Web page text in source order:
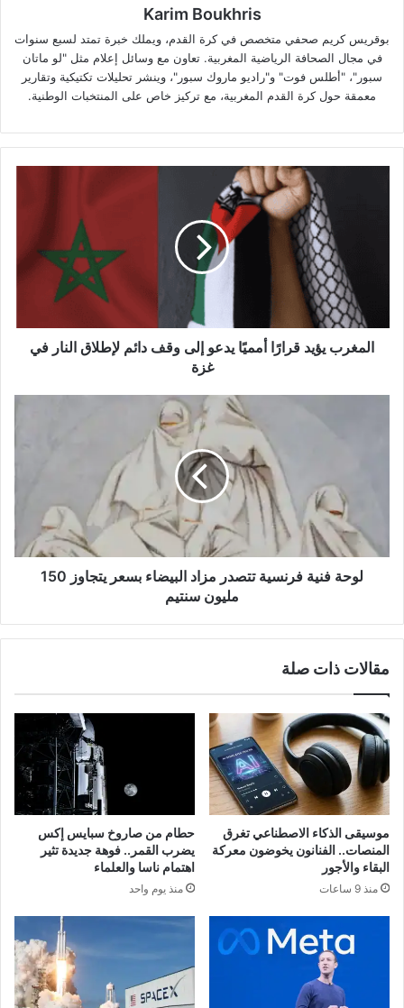
Karim Boukhris
بوقريس كريم صحفي متخصص في كرة القدم، ويملك خبرة تمتد لسبع سنوات
في مجال الصحافة الرياضية المغربية. تعاون مع وسائل إعلام مثل "لو ماتان
سبور"، "أطلس فوت" و"راديو ماروك سبور"، وينشر تحليلات تكتيكية وتقارير
معمقة حول كرة القدم المغربية، مع تركيز خاص على المنتخبات الوطنية.
لإطلاق
النارالمغرب يؤيد قرارًا أمميًا يدعو إلى وقف دائم لإطلاق النار في
غزة
يتجاوز
150
مليون
لوحة فنية فرنسية تتصدر مزاد البيضاء بسعر يتجاوز 150
مليون سنتيم
مقالات ذات صلة
موسيقى الذكاء الاصطناعي تغرق
المنصات.. الفنانون يخوضون معركة
البقاء والأجور
منذ 9 ساعات
حطام من صاروخ سبايس إكس
يضرب القمر.. فوهة جديدة تثير
اهتمام ناسا والعلماء
منذ يوم واحد